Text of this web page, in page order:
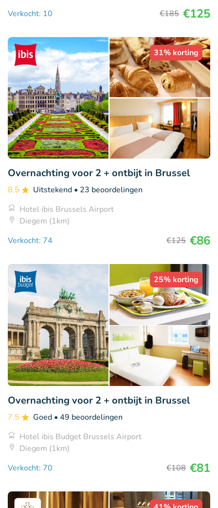
Verkocht: 10
€185 €125
31% korting
Overnachting voor 2 + ontbijt in Brussel
8.5 Uitstekend • 23 beoordelingen
Hotel ibis Brussels Airport
Diegem (1km)
Verkocht: 74
€125 €86
25% korting
Overnachting voor 2 + ontbijt in Brussel
7.5 Goed • 49 beoordelingen
Hotel ibis Budget Brussels Airport
Diegem (1km)
Verkocht: 70
€108 €81